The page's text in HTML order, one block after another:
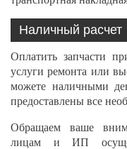
Наличный расчет
Оплатить запчасти
услуги ремонта или
можете наличными
предоставлены все
Обращаем ваше
лицам и ИП